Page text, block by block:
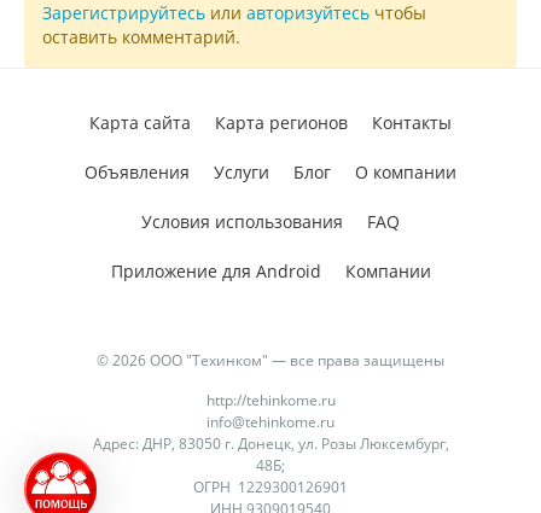
Зарегистрируйтесь или авторизуйтесь чтобы
оставить комментарий.
© 2026 ООО "Техинком" — все права защищены
http://tehinkome.ru
info@tehinkome.ru
Адрес: ДНР, 83050 г. Донецк, ул. Розы Люксембург,
48Б;
ОГРН 1229300126901
ИНН 9309019540
Карта сайта Карта регионов Контакты
Объявления Услуги Блог О компании
Условия использования FAQ
Приложение для Android Компании